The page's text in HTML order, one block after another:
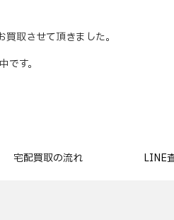
取させて頂きました。
す。
宅配買取の流れ LINE